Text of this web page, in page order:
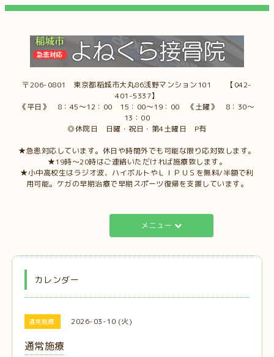
〒206-0801 東京都稲城市大丸86浅野マンション101 【042-
401-5337】
《平日》 8：45～12：00 15：00～19：00 《土曜》 8：30～
13：00
◎休院日 日曜・祝日・第4土曜日 P有
★急患対応しています。休日や時間外でも可能な限り応対致します。
★19時～20時はご連絡いただければ施療致します。
★小中高校生はラジオ波、ハイボルトやＬＩＰＵＳを無料/半額で利
用可能。ケガの早期治療で早期スポーツ復帰を支援しています。
メニュー
カレンダー
通常施療 2026-03-10 (火)
通常施療